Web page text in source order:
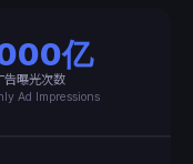
亿
告曝光次数
Ad Impressions